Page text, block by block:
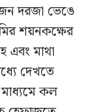
দরজা ভেঙে
শয়নকক্ষের
এবং মাথা
দেখতে
কল